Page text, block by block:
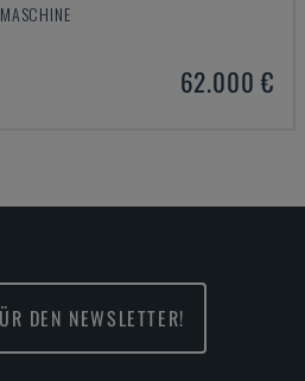
62.000 €
DEN NEWSLETTER!